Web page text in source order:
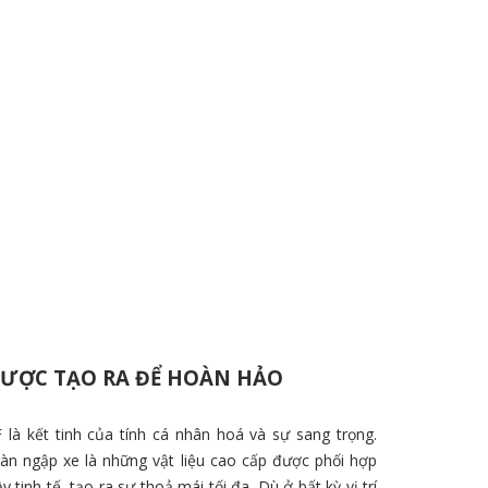
TẠO RA ĐỂ HOÀN HẢO
là kết tinh của tính cá nhân hoá và sự sang trọng.
ngập xe là những vật liệu cao cấp được phối hợp